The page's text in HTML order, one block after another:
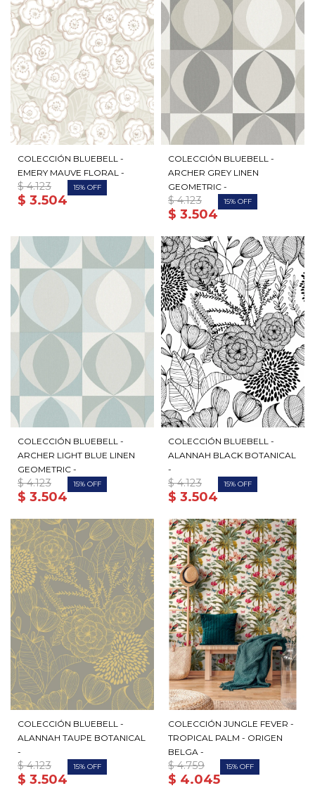
COLECCIÓN BLUEBELL -
EMERY MAUVE FLORAL -
$ 3.504
$ 4.123 15
COLECCIÓN BLUEBELL -
ARCHER GREY LINEN
GEOMETRIC -
$ 3.504
$ 4.123 15
COLECCIÓN BLUEBELL -
ARCHER LIGHT BLUE LINEN
GEOMETRIC -
$ 3.504
$ 4.123 15
COLECCIÓN BLUEBELL -
ALANNAH BLACK BOTANICAL
-
$ 3.504
$ 4.123 15
COLECCIÓN BLUEBELL -
ALANNAH TAUPE BOTANICAL
-
$ 3.504
$ 4.123 15
COLECCIÓN JUNGLE FEVER -
TROPICAL PALM - ORIGEN
BELGA -
$ 4.045
$ 4.759 15